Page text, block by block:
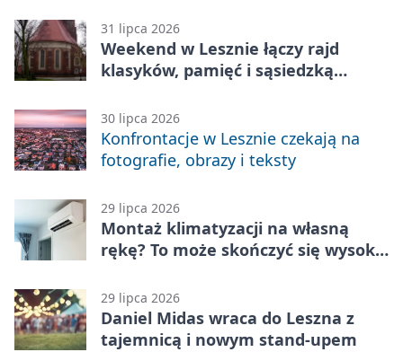
31 lipca 2026
Weekend w Lesznie łączy rajd
klasyków, pamięć i sąsiedzką
30 lipca 2026
Konfrontacje w Lesznie czekają na
fotografie, obrazy i teksty
29 lipca 2026
Montaż klimatyzacji na własną
rękę? To może skończyć się wysoką
29 lipca 2026
Daniel Midas wraca do Leszna z
tajemnicą i nowym stand-upem